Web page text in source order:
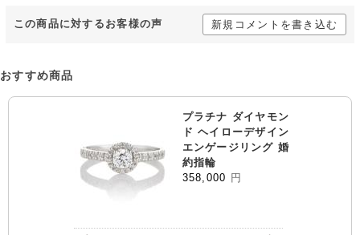
この商品に対するお客様の声 新規コメントを書き込む
おすすめ商品
プラチナ ダイヤモン
ド ヘイローデザイン
エンゲージリング 婚
約指輪
358,000 円